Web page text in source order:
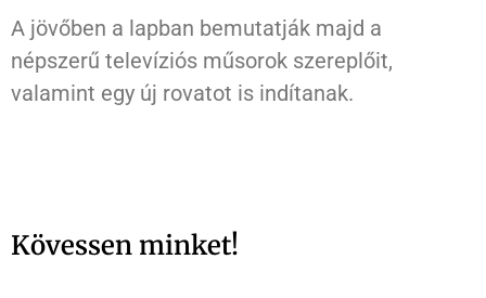
A jövőben a lapban bemutatják majd a
népszerű televíziós műsorok szereplőit,
valamint egy új rovatot is indítanak.
Kövessen minket!